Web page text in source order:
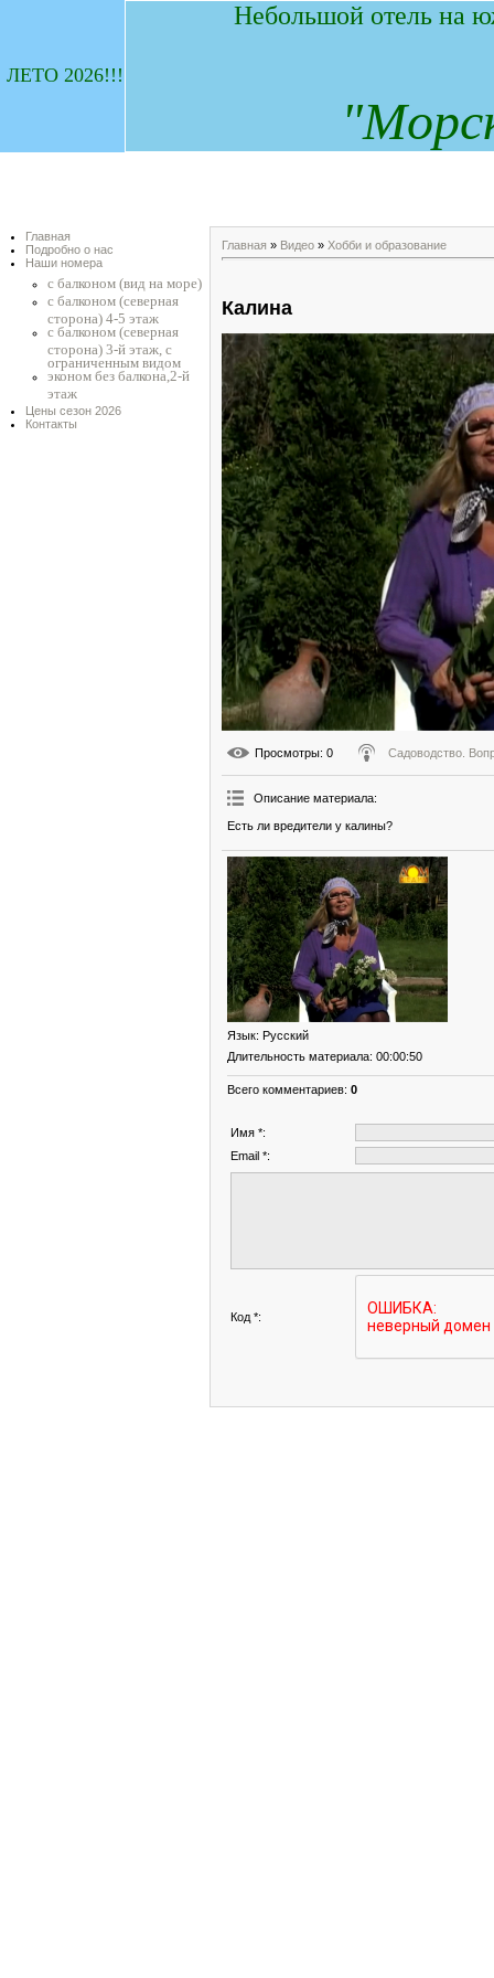
ЛЕТО 2026!!!
Небольшой отель на
"М
Главная
Подробно о нас
Наши номера
с балконом (вид на море)
с балконом (северная
сторона) 4-5 этаж
с балконом (северная
сторона) 3-й этаж, с
ограниченным видом
эконом без балкона,2-й
этаж
Цены сезон 2026
Контакты
Главная » Видео » Хобби и образование
Калина
Просмотры: 0 Садоводство.
Описание материала:
Есть ли вредители у калины?
Язык: Русский
Длительность материала: 00:00:50
Всего комментариев: 0
Имя *:
Email *:
Код *: